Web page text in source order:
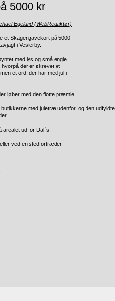
5000 kr
Egelund (WebRedaktør)
et Skagengavekort på 5000
i Vesterby.
med lys og små engle.
der er skrevet et
et ord, der har med jul i
løber med den flotte præmie .
med juletræ udenfor, og den udfyldte
ud for Dal´s.
ved en stedfortræder.